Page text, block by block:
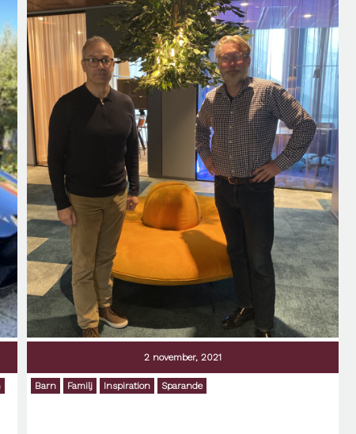
2 november, 2021
Barn Familj Inspiration Sparande